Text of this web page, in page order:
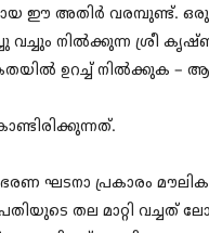
ഈ അതിർ വരമ്പുണ്ട്. ഒരു
നിൽക്കുന്ന ശ്രീ
ഉറച്ച് നിൽക്കുക –
ഘടനാ പ്രകാരം
തല മാറ്റി വച്ചത്